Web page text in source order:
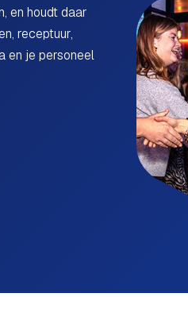
en houdt daar
receptuur,
en je personeel